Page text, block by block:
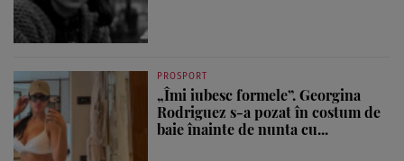
PROSPORT
„Îmi iubesc formele”. Georgina
Rodriguez s-a pozat în costum de
baie înainte de nunta cu...